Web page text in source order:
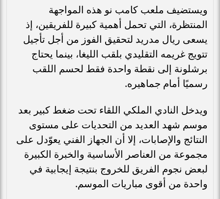
ويستضيف ملعب كامب نو هذه المواجهة
المنتظرة، التي تحمل أهمية كبيرة للفريقين، إذ
يسعى ريال مدريد لتحقيق الفوز من أجل تأجيل
تتويج غريمه التقليدي بلقب الليغا، بينما يحتاج
برشلونة إلى نقطة واحدة فقط لحسم اللقب
رسميًا أمام جماهيره.
ويدخل النادي الملكي اللقاء تحت ضغط كبير بعد
موسم شهد العديد من التحديات على مستوى
النتائج والإصابات، إلا أن الجهاز الفني يعوّدل على
مجموعة من العناصر الأساسية والخبرة الكبيرة
لبعض نجوم الفريق للخروج بنتيجة إيجابية في
واحدة من أقوى مباريات الموسم.